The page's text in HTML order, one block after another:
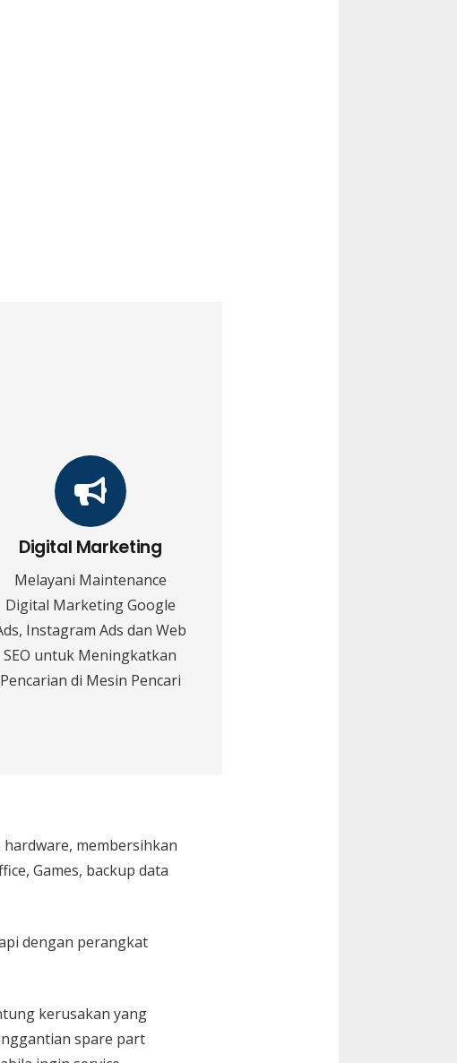
Digital Marketing
Melayani Maintenance
Digital Marketing Google
Instagram Ads dan Web
SEO untuk Meningkatkan
Pencarian di Mesin Pencari
membersihkan
Games, backup data
dengan perangkat
kerusakan yang
spare part